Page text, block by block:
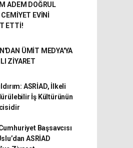
ADEM DOĞRUL
EVİNİ
ETTİ!
ÜMİT MEDYA'YA
ZİYARET
ASRİAD, İlkeli
İş Kültürünün
Başsavcısı
ASRİAD